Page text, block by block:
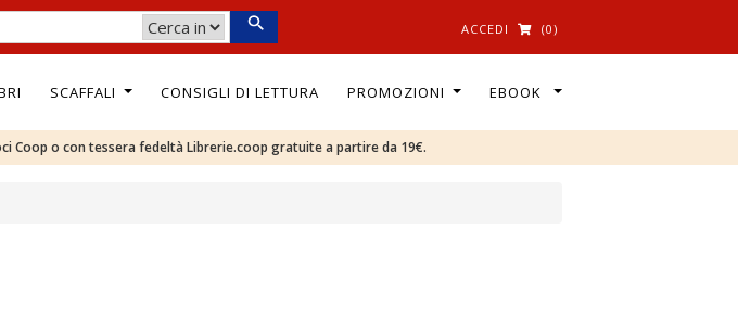
ACCEDI (0)
SCAFFALI CONSIGLI DI LETTURA PROMOZIONI EBOOK
Coop o con tessera fedeltà Librerie.coop gratuite a partire da 19€.